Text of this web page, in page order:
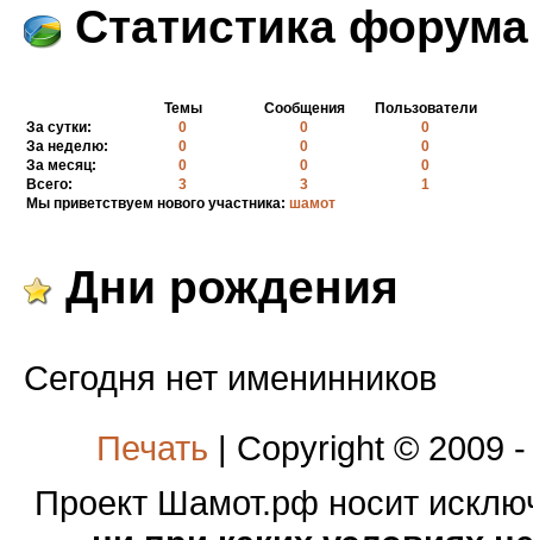
Статистика форума
Темы Сообщения
Пользователи
За сутки:
0 0
0
За неделю:
0 0
0
За месяц:
0 0
0
Всего:
3 3
1
Мы приветствуем нового участника: шамот
Дни рождения
Сегодня нет именинников
Печать | Copyright © 2009
Проект Шамот.рф носит